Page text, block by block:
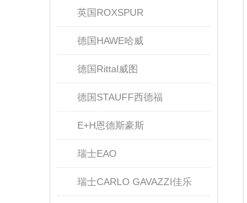
英国ROXSPUR
德国HAWE哈威
德国Rittal威图
德国STAUFF西德福
E+H恩德斯豪斯
瑞士EAO
瑞士CARLO GAVAZZI佳乐